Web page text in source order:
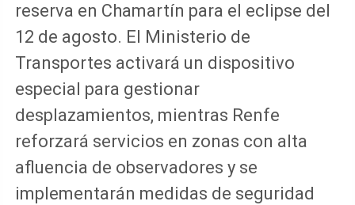
reserva en Chamartín para el eclipse del
12 de agosto. El Ministerio de
Transportes activará un dispositivo
especial para gestionar
desplazamientos, mientras Renfe
reforzará servicios en zonas con alta
afluencia de observadores y se
implementarán medidas de seguridad